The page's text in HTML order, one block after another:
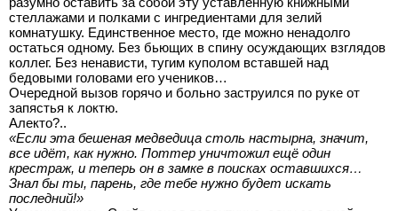
стеллажами и полками с ингредиентами для зелий
комнатушку. Единственное место, где можно ненадолго
остаться одному. Без бьющих в спину осуждающих взглядов
коллег. Без ненависти, тугим куполом вставшей над
бедовыми головами его учеников…
Очередной вызов горячо и больно заструился по руке от
запястья к локтю.
Алекто?..
«Если эта бешеная медведица столь настырна, значит,
все идёт, как нужно. Поттер уничтожил ещё один
крестраж, и теперь он в замке в поисках оставшихся…
Знал бы ты, парень, где тебе нужно будет искать
последний!»